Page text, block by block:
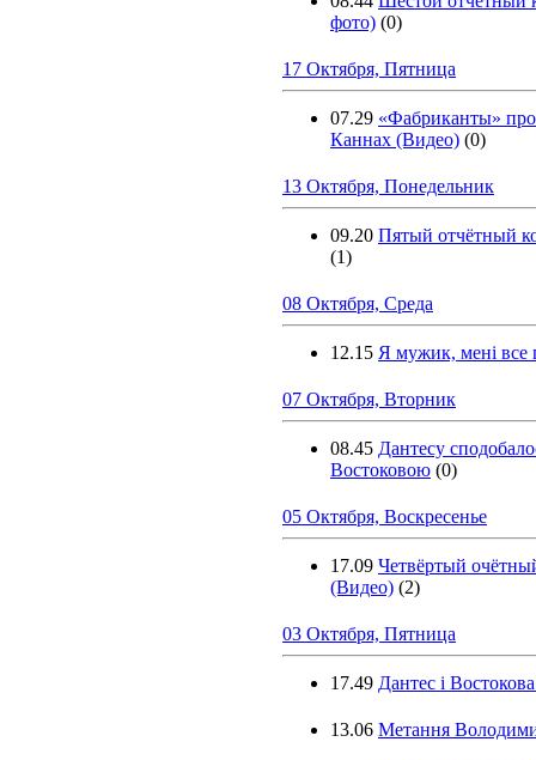
фото) (0)
17 Октября, Пятница
07.29 «Фабриканты»
Каннах (Видео) (0)
13 Октября, Понедельник
09.20 Пятый отчётный
(1)
08 Октября, Среда
12.15 Я мужик, мені все
07 Октября, Вторник
08.45 Дантесу
Востоковою (0)
05 Октября, Воскресенье
17.09 Четвёртый
(Видео) (2)
03 Октября, Пятница
17.49 Дантес і
13.06 Метання